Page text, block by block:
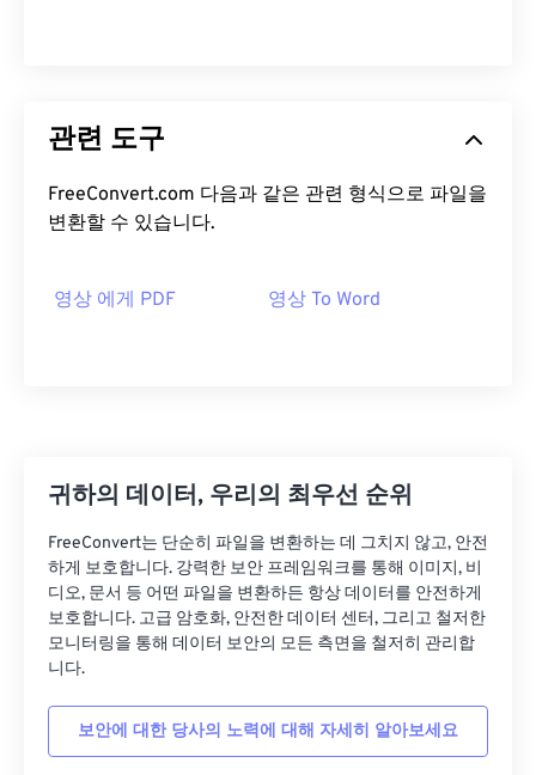
관련 도구
FreeConvert.com 다음과 같은 관련 형식으로 파일을
변환할 수 있습니다.
영상 에게 PDF 영상 To Word
귀하의 데이터, 우리의 최우선 순위
FreeConvert는 단순히 파일을 변환하는 데 그치지 않고, 안전
하게 보호합니다. 강력한 보안 프레임워크를 통해 이미지, 비
디오, 문서 등 어떤 파일을 변환하든 항상 데이터를 안전하게
보호합니다. 고급 암호화, 안전한 데이터 센터, 그리고 철저한
모니터링을 통해 데이터 보안의 모든 측면을 철저히 관리합
니다.
보안에 대한 당사의 노력에 대해 자세히 알아보세요